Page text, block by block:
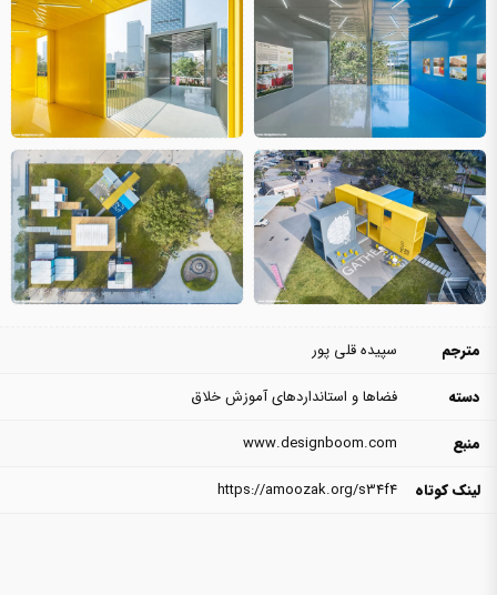
مترجم
سپیده قلی پور
دسته
فضاها و استانداردهای آموزش خلاق
منبع
www.designboom.com
لینک کوتاه
https://amoozak.org/s34f4